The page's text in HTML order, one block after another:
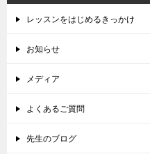
レッスンをはじめるきっかけ
お知らせ
メディア
よくあるご質問
先生のブログ